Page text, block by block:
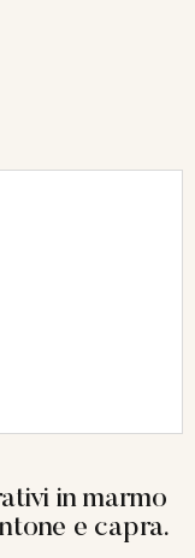
in marmo
e capra.